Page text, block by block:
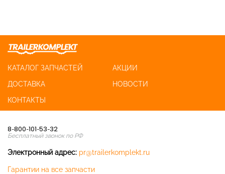
КАТАЛОГ ЗАПЧАСТЕЙ
АКЦИИ
ДОСТАВКА
НОВОСТИ
КОНТАКТЫ
8-800-101-53-32
Бесплатный звонок по РФ
Электронный адрес: pr@trailerkomplekt.ru
Гарантии на все запчасти